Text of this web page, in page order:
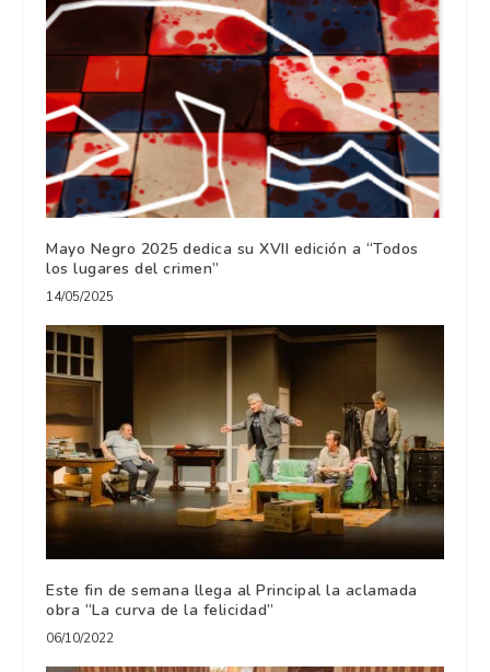
Mayo Negro 2025 dedica su XVII edición a “Todos
los lugares del crimen”
14/05/2025
Este fin de semana llega al Principal la aclamada
obra “La curva de la felicidad”
06/10/2022